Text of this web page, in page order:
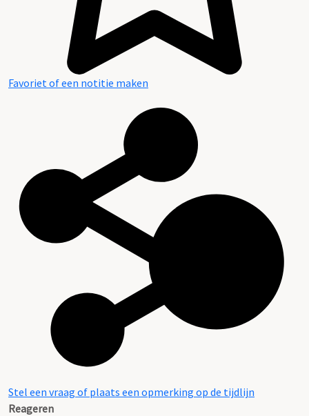
Favoriet of een notitie maken
Stel een vraag of plaats een opmerking op de tijdlijn
Reageren